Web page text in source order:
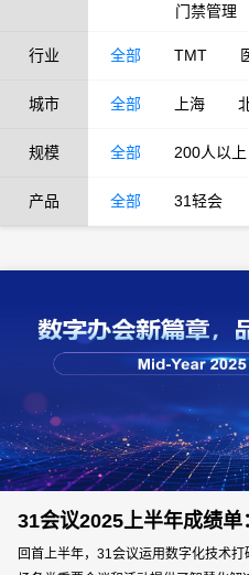
门禁管理
行业 全部 TMT
城市 全部 上海
规模 全部 200人以上
产品 全部 31轻会
31会议2025上半年成绩单
回首上半年，31会议运用数字化技术